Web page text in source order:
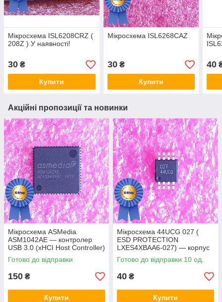
Мікросхема ISL6208CRZ (
208Z ) У наявності!
30 ₴
Купити
Мікросхема ISL6268CAZ
30₴
Купити
40
Акційні пропозиції та новинки
Мікросхема ASMedia
ASM1042AE — контролер
USB 3.0 (xHCI Host Controller)
Готово до відправки
150 ₴
Купити
Мікросхема 44UCG 027 (
ESD PROTECTION
LXES4XBAA6-027) — корпус
msop8
Готово до відправки 10 од.
40 ₴
Купити